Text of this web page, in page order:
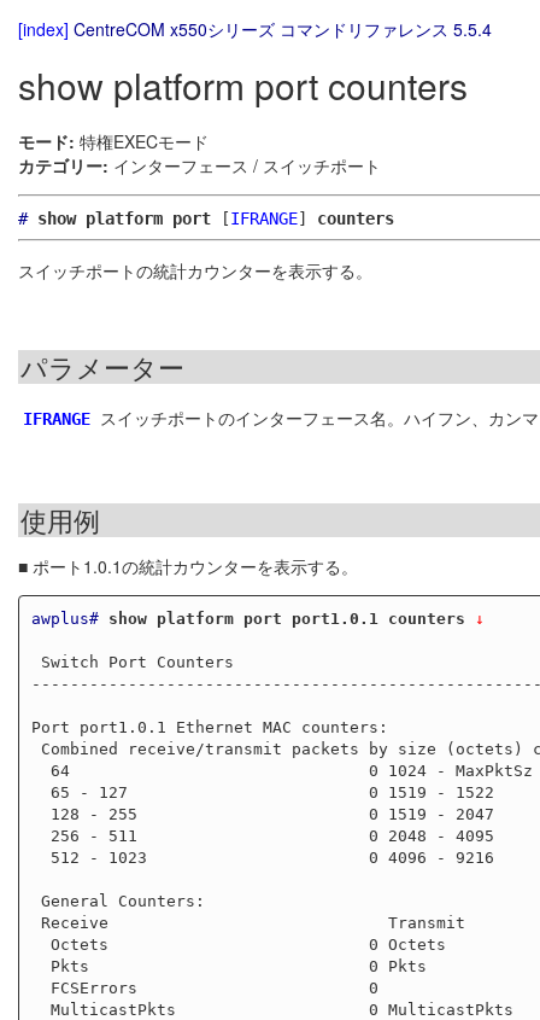
[index] CentreCOM x550シリーズ コマンドリファレンス 5.5.4
show platform port counters
モード: 特権EXECモード
カテゴリー: インターフェース / スイッチポート
# show platform port [IFRANGE] counters
スイッチポートの統計カウンターを表示する。
パラメーター
IFRANGE スイッチポートのインターフェース名。ハイフン、カン
使用例
■ ポート1.0.1の統計カウンターを表示する。
awplus# show platform port port1.0.1 counters ↓
Port port1.0.1 Ethernet MAC counters: